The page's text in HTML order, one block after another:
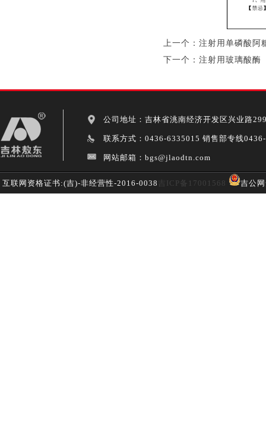
上一个： 注射用单磷酸阿
下一个： 注射用玻璃酸酶
公司地址：吉林省洮南经济开发区兴业路
联系方式：0436-6335015 销售部专线
网站邮箱：bgs@jlaodtn.com
互联网资格证书:(吉)-非经营性-2016-0038 吉ICP备17001568 吉公